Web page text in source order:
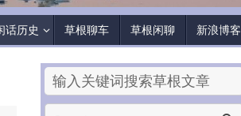
话历史 草根聊车 草根闲聊 新浪博客
输入关键词搜索草根文章